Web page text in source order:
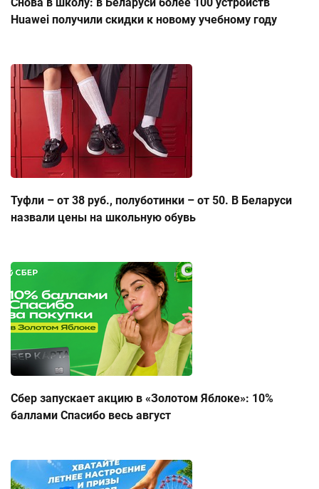
Huawei получили скидки к новому учебному году
Туфли – от 38 руб., полуботинки – от 50. В Беларуси
назвали цены на школьную обувь
Сбер запускает акцию в «Золотом Яблоке»: 10%
баллами Спасибо весь август